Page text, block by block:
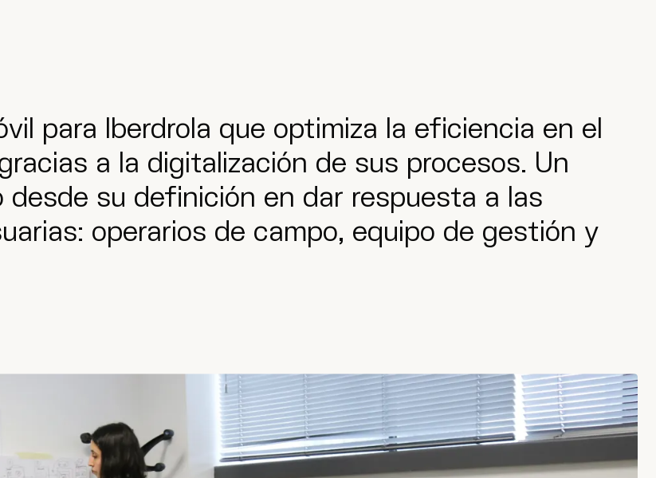
para Iberdrola que optimiza la eficiencia en el
a la digitalización de sus procesos. Un
su definición en dar respuesta a las
operarios de campo, equipo de gestión y